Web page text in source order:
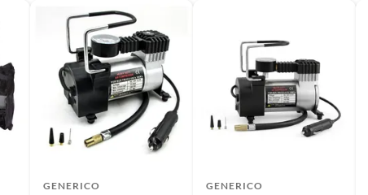
6 meses
GENERICO GENERICO